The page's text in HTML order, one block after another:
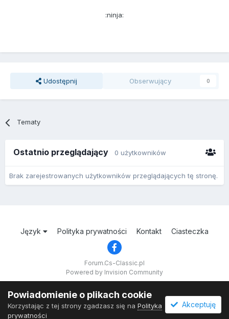
:ninja:
Udostępnij Obserwujący 0
Tematy
Ostatnio przeglądający 0 użytkowników
Brak zarejestrowanych użytkowników przeglądających tę stronę.
Język Polityka prywatności Kontakt Ciasteczka
Forum.Cs-Classic.pl
Powered by Invision Community
Powiadomienie o plikach cookie
Korzystając z tej strony zgadzasz się na Polityka
prywatności
Akceptuję